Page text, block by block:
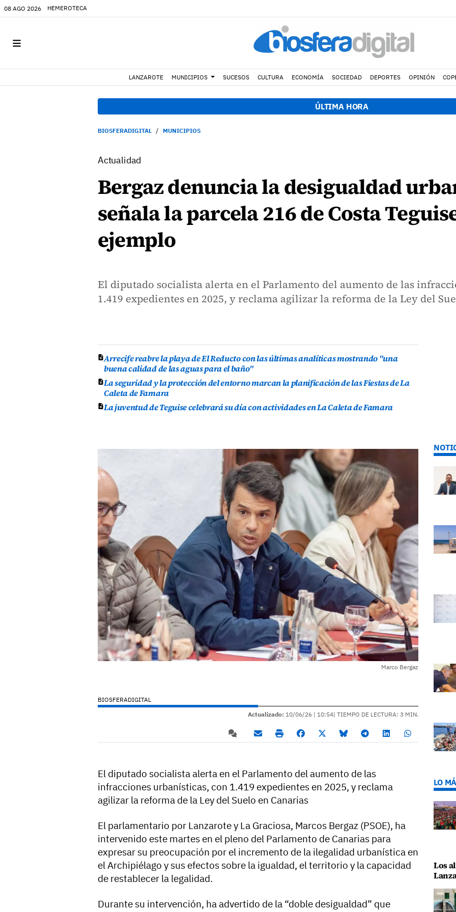
08 AGO 2026 HEMEROTECA
LANZAROTE MUNICIPIOS SUCESOS CULTURA ECONOMÍA SOCIEDAD DEPORTES OPINIÓN
ÚLTIMA HORA
BIOSFERADIGITAL MUNICIPIOS
Actualidad
Bergaz denuncia la desigualdad
señala la parcela 216 de Costa
ejemplo
El diputado socialista alerta en el Parlamento del aumento de las
1.419 expedientes en 2025, y reclama agilizar la reforma de la Ley del
Arrecife reabre la playa de El Reducto con las últimas analíticas mostrando "una
buena calidad de las aguas para el baño"
La seguridad y la protección del entorno marcan la planificación de las Fiestas de La
Caleta de Famara
La juventud de Teguise celebrará su día con actividades en La Caleta de Famara
Marco Bergaz
BIOSFERADIGITAL
Actualizado: 10/06/26 | 10:54| TIEMPO DE LECTURA: 3 MIN.
El diputado socialista alerta en el Parlamento del aumento de las
infracciones urbanísticas, con 1.419 expedientes en 2025, y reclama
agilizar la reforma de la Ley del Suelo en Canarias
El parlamentario por Lanzarote y La Graciosa, Marcos Bergaz (PSOE), ha
intervenido este martes en el pleno del Parlamento de Canarias para
expresar su preocupación por el incremento de la ilegalidad urbanística en
el Archipiélago y sus efectos sobre la igualdad, el territorio y la capacidad
de restablecer la legalidad.
Durante su intervención, ha advertido de la “doble desigualdad” que
LO
Los